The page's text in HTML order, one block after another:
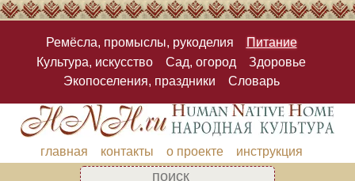
Ремёсла, промыслы, рукоделия
Питание
Культура, искусство
Сад, огород
Здоровье
Экопоселения, праздники
Словарь
главная контакты о проекте инструкция